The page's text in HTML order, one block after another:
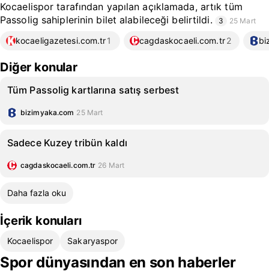
Kocaelispor tarafından yapılan açıklamada, artık tüm
Passolig sahiplerinin bilet alabileceği belirtildi.
3 25 Mart
kocaeligazetesi.com.tr1 cagdaskocaeli.com.tr2
Diğer konular
Tüm Passolig kartlarına satış serbest
bizimyaka.com 25 Mart
Sadece Kuzey tribün kaldı
cagdaskocaeli.com.tr 26 Mart
Daha fazla oku
İçerik konuları
Kocaelispor Sakaryaspor
Spor dünyasından en son haberler